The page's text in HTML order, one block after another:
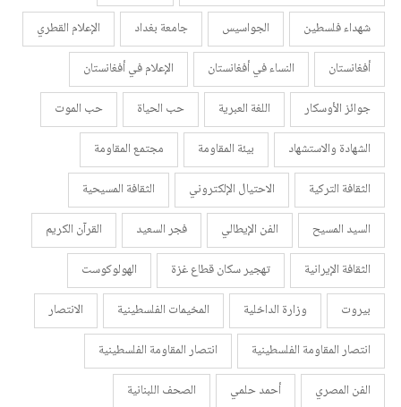
شهداء فلسطين
الجواسيس جامعة بغداد
الإعلام القطري
أفغانستان
النساء في أفغانستان
الإعلام في أفغانستان
جوائز الأوسكار
اللغة العبرية حب الحياة
حب الموت
الشهادة والاستشهاد
بيئة المقاومة
مجتمع المقاومة
الثقافة التركية
الاحتيال الإلكتروني
الثقافة المسيحية
السيد المسيح
الفن الإيطالي فجر السعيد
القرآن الكريم
الثقافة الإيرانية
تهجير سكان قطاع غزة
الهولوكوست
بيروت
وزارة الداخلية المخيمات الفلسطينية
الانتصار
انتصار المقاومة الفلسطينية
انتصار المقاومة الفلسطينية
الفن المصري
أحمد حلمي
الصحف اللبنانية